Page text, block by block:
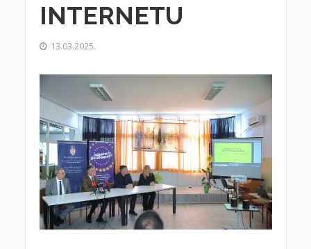
INTERNETU
13.03.2025.